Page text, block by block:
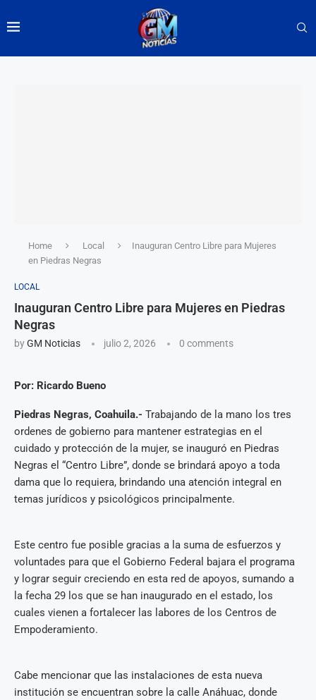
Home Local
Inauguran Centro Libre para Mujeres
en Piedras Negras
LOCAL
Inauguran Centro Libre para Mujeres en Piedras
Negras
byGM Noticias julio 2, 2026 0 comments
Por: Ricardo Bueno
Piedras Negras, Coahuila.- Trabajando de la mano los tres
ordenes de gobierno para mantener estrategias en el
cuidado y protección de la mujer, se inauguró en Piedras
Negras el “Centro Libre”, donde se brindará apoyo a toda
dama que lo requiera, brindando una atención integral en
temas jurídicos y psicológicos principalmente.
Este centro fue posible gracias a la suma de esfuerzos y
voluntades para que el Gobierno Federal bajara el programa
y lograr seguir creciendo en esta red de apoyos, sumando a
la fecha 29 los que se han inaugurado en el estado, los
cuales vienen a fortalecer las labores de los Centros de
Empoderamiento.
Cabe mencionar que las instalaciones de esta nueva
institución se encuentran sobre la calle Anáhuac, donde